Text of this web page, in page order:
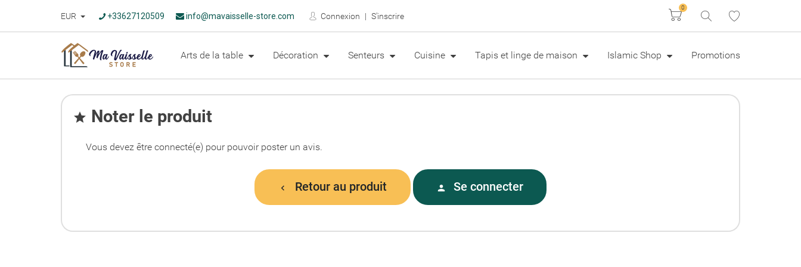
EUR +33627120509 info@mavaisselle-store.com Connexion S'inscrire Panier
0
Arts de la table Décoration Senteurs Cuisine Tapis et linge de maison Islamic Shop Promotions
 Noter le produit
Vous devez être connecté(e) pour pouvoir poster un avis.
 Retour au produit  Se connecter